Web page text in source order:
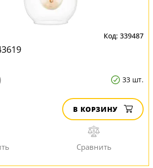
339487
33 шт.
В КОРЗИНУ